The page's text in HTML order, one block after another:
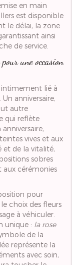
en main
est disponible
le délai, la zone
ainsi
de service.
une occasion
intimement lié à
anniversaire,
autre
qui reflète
vives et aux
et de la vitalité,
sobres
cérémonies
pour
choix des fleurs
à véhiculer.
unique : la rose
de la
représente la
avec soin,